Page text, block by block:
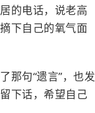
的电话，说老高
下自己的氧气面
那句“遗言”，也发
下话，希望自己